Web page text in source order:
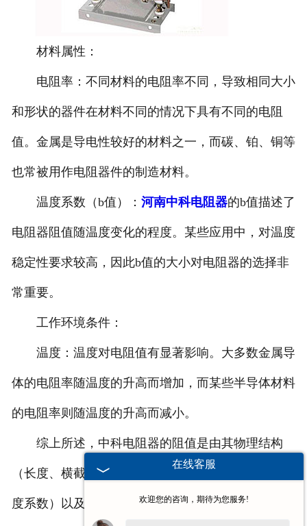
材料属性：
电阻率：不同材料的电阻率不同，导致相同大小
和形状的器件在材料不同的情况下具有不同的电阻
值。金属是导电性较好的材料之一，而碳、铂、铜等
也常被用作电阻器件的制造材料。
温度系数（b值）： 河南中科电阻器的b值描述了
电阻器阻值随温度变化的程度。某些应用中，对温度
稳定性要求较高，因此b值的大小对电阻器的选择非
常重要。
工作环境条件：
温度：温度对电阻值有显著影响。大多数金属导
体的电阻率随温度的升高而增加，而某些半导体材料
的电阻率则随温度的升高而减小。
综上所述，中科电阻器的阻值是由其物理结构
（长度、横截面积、形状）、材料属性（电阻率、温
度系数）以及工作环境条件（温度）共同决定的。在
在线客服
欢迎您的咨询，期待为您服务!